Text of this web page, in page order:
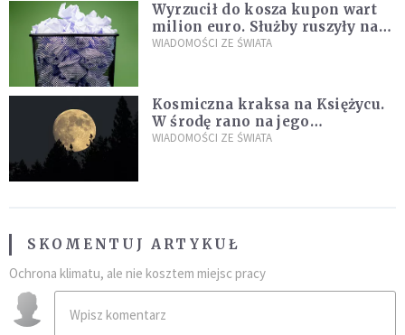
Wyrzucił do kosza kupon wart
milion euro. Służby ruszyły na
poszukiwania
WIADOMOŚCI ZE ŚWIATA
Kosmiczna kraksa na Księżycu.
W środę rano na jego
powierzchni dojdzie do
WIADOMOŚCI ZE ŚWIATA
SKOMENTUJ ARTYKUŁ
Ochrona klimatu, ale nie kosztem miejsc pracy